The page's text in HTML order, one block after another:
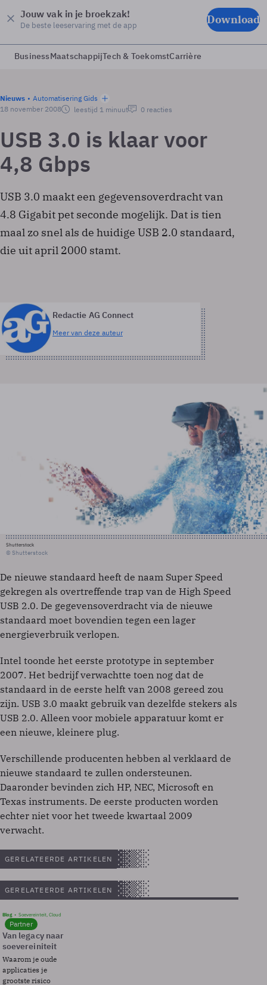
Jouw vak in je broekzak!
De beste leeservaring met de app Download
BusinessMaatschappijTech & ToekomstCarrière
Nieuws
Automatisering Gids
18 november 2008
leestijd 1 minuut 0 reacties
USB 3.0 is klaar voor
4,8 Gbps
USB 3.0 maakt een gegevensoverdracht van
4.8 Gigabit pet seconde mogelijk. Dat is tien
maal zo snel als de huidige USB 2.0 standaard,
die uit april 2000 stamt.
Redactie AG Connect
Meer van deze auteur
Shutterstock
© Shutterstock
De nieuwe standaard heeft de naam Super Speed
gekregen als overtreffende trap van de High Speed
USB 2.0. De gegevensoverdracht via de nieuwe
standaard moet bovendien tegen een lager
energieverbruik verlopen.
Intel toonde het eerste prototype in september
2007. Het bedrijf verwachtte toen nog dat de
standaard in de eerste helft van 2008 gereed zou
zijn. USB 3.0 maakt gebruik van dezelfde stekers als
USB 2.0. Alleen voor mobiele apparatuur komt er
een nieuwe, kleinere plug.
Verschillende producenten hebben al verklaard de
nieuwe standaard te zullen ondersteunen.
Daaronder bevinden zich HP, NEC, Microsoft en
Texas instruments. De eerste producten worden
echter niet voor het tweede kwartaal 2009
verwacht.
GERELATEERDE ARTIKELEN
GERELATEERDE ARTIKELEN
Blog Soevereinteit, Cloud
Partner
Van legacy naar
soevereiniteit
Waarom je oude
applicaties je
grootste risico